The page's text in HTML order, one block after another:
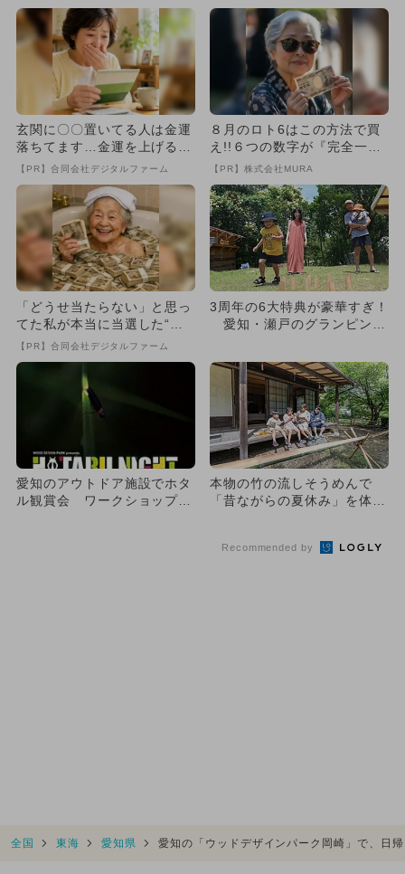
玄関に〇〇置いてる人は金運
落ちてます…金運を上げる方
法とは
【PR】合同会社デジタルファーム
８月のロト6はこの方法で買
え!!６つの数字が『完全一
致』する方法
【PR】株式会社MURA
「どうせ当たらない」と思っ
てた私が本当に当選した“買
い方”がこれ
【PR】合同会社デジタルファーム
3周年の6大特典が豪華すぎ！
愛知・瀬戸のグランピング
愛知のアウトドア施設でホタ
ル観賞会 ワークショップ＆
本物の竹の流しそうめんで
「昔ながらの夏休み」を体
Recommended by
全国 東海 愛知県 愛知の「ウッドデザインパーク岡崎」で、日